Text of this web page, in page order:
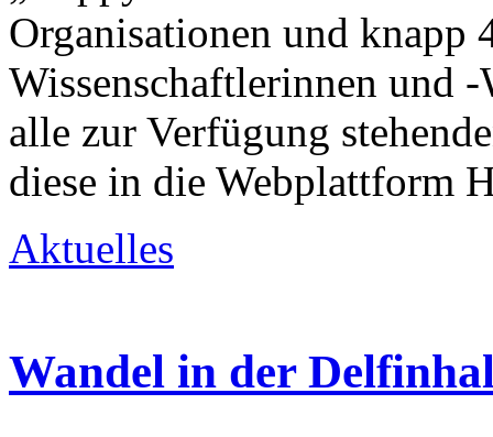
Organisationen und knapp
Wissenschaftlerinnen und -
alle zur Verfügung
diese in die Webplattform
Aktuelles
Wandel in der